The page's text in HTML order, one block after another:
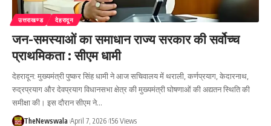
उत्तराखण्ड देहरादून
जन-समस्याओं का समाधान राज्य सरकार की सर्वोच्च
प्राथमिकता : सीएम धामी
देहरादून: मुख्यमंत्री पुष्कर सिंह धामी ने आज सचिवालय में थराली, कर्णप्रयाग, केदारनाथ,
रुद्रप्रयाग और देवप्रयाग विधानसभा क्षेत्र की मुख्यमंत्री घोषणाओं की अद्यतन स्थिति की
समीक्षा की। इस दौरान सीएम ने…
TheNewswala April 7, 2026 156 Views